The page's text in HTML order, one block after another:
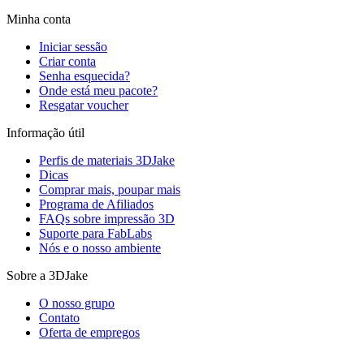
Minha conta
Iniciar sessão
Criar conta
Senha esquecida?
Onde está meu pacote?
Resgatar voucher
Informação útil
Perfis de materiais 3DJake
Dicas
Comprar mais, poupar mais
Programa de Afiliados
FAQs sobre impressão 3D
Suporte para FabLabs
Nós e o nosso ambiente
Sobre a 3DJake
O nosso grupo
Contato
Oferta de empregos